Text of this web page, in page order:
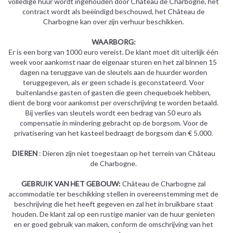
contract wordt als beëindigd beschouwd, het Château de
Charbogne kan over zijn verhuur beschikken.
WAARBORG:
Er is een borg van 1000 euro vereist. De klant moet dit uiterlijk één
week voor aankomst naar de eigenaar sturen en het zal binnen 15
dagen na teruggave van de sleutels aan de huurder worden
teruggegeven, als er geen schade is geconstateerd. Voor
buitenlandse gasten of gasten die geen chequeboek hebben,
dient de borg voor aankomst per overschrijving te worden betaald.
Bij verlies van sleutels wordt een bedrag van 50 euro als
compensatie in mindering gebracht op de borgsom. Voor de
privatisering van het kasteel bedraagt de borgsom dan € 5.000.
DIEREN: Dieren zijn niet toegestaan op het terrein van Château
de Charbogne.
GEBRUIK VAN HET GEBOUW:Château de Charbogne zal
accommodatie ter beschikking stellen in overeenstemming met de
beschrijving die het heeft gegeven en zal het in bruikbare staat
houden. De klant zal op een rustige manier van de huur genieten
en er goed gebruik van maken, conform de omschrijving van het